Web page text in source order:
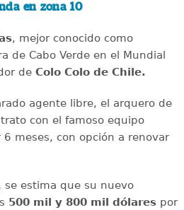
en zona 10
, mejor conocido como
de Cabo Verde en el Mundial
de Colo Colo de Chile.
agente libre, el arquero de
con el famoso equipo
meses, con opción a renovar
se estima que su nuevo
500 mil y 800 mil dólarespor